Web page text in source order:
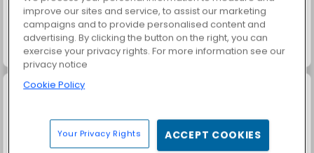
Jewel Garden Story Juice Merge
improve our sites and service, to assist our marketing
campaigns and to provide personalised content and
advertising. By clicking the button on the right, you can
exercise your privacy rights. For more information see our
privacy notice
Cookie Policy
Your Privacy Rights ACCEPT COOKIES